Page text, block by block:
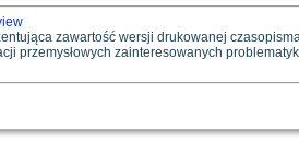
zawartość wersji drukowanej
przemysłowych zainteresowanych